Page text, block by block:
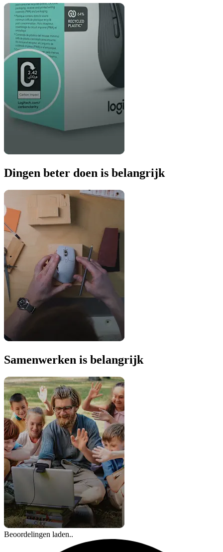
Dingen beter doen is belangrijk
Samenwerken is belangrijk
Beoordelingen laden..